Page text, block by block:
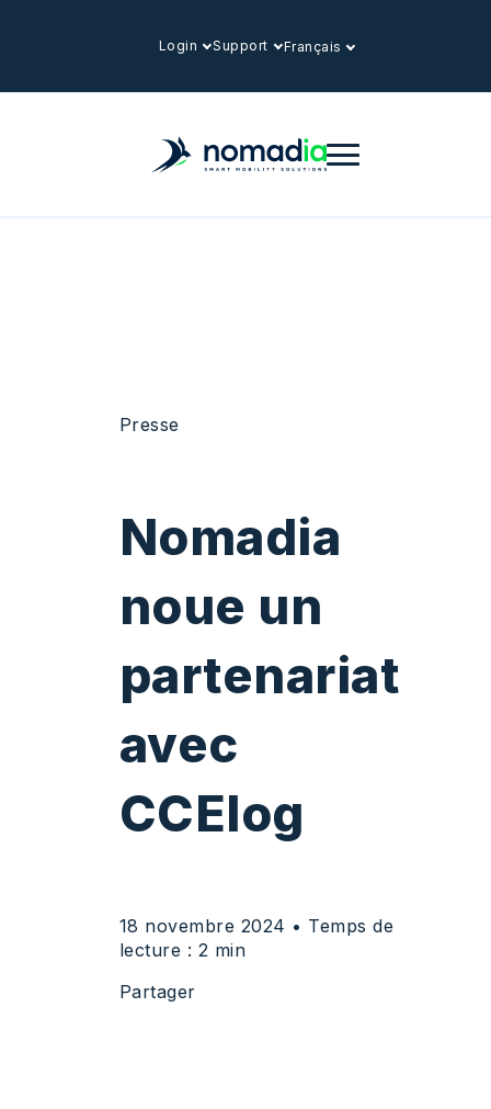
Login Support Français
Presse
Nomadia
noue un
partenariat
avec
CCElog
18 novembre 2024 • Temps de
lecture : 2 min
Partager